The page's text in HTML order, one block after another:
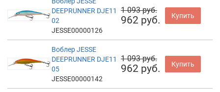
DEEPRUNNER DJE11
02
JESSE00000126
1 093 руб.
962 руб. Купить
Воблер JESSE
DEEPRUNNER DJE11
05
JESSE00000142
1 093 руб.
962 руб. Купить